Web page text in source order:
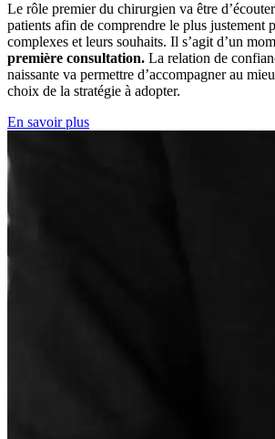
Le rôle premier du chirurgien va être
patients afin de comprendre le plus justement
complexes et leurs souhaits. Il s’agit d’un
première consultation. La relation de
naissante va permettre d’accompagner au
choix de la stratégie à adopter.
En savoir plus